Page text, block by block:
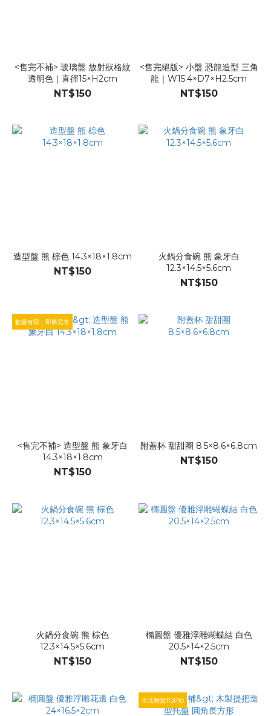
<售完不補> 玻璃盤 放射狀格紋
透明色｜直徑15×H2cm
NT$150
<售完絕版> 小盤 恐龍造型 三角
龍｜W15.4×D7×H2.5cm
NT$150
造型盤 熊 棕色 14.3×18×1.8cm
NT$150
火鍋分食碗 熊 象牙白
12.3×14.5×5.6cm
NT$150
數量有限，即將完售
<售完不補> 造型盤 熊 象牙白
14.3×18×1.8cm
NT$150
附蓋杯 甜甜圈 8.5×8.6×6.8cm
NT$150
火鍋分食碗 熊 棕色
12.3×14.5×5.6cm
NT$150
橢圓盤 優雅浮雕蝴蝶結 白色
20.5×14×2.5cm
NT$150
生活雜貨TOP10